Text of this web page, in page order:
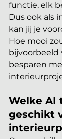
functie, elk
Dus ook als
kan jij je
Hoe mooi
bijvoorbeeld
besparen
Welke AI
geschikt